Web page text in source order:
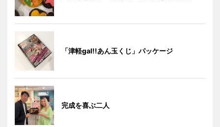
「津軽gal!!あん玉くじ」パッケージ
完成を喜ぶ二人